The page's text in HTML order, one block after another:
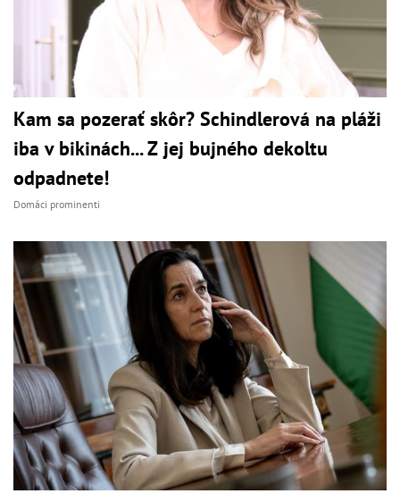
Kam sa pozerať skôr? Schindlerová na pláži
iba v bikinách... Z jej bujného dekoltu
odpadnete!
Domáci prominenti